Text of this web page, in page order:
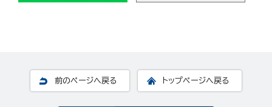
前のページへ戻る トップページへ戻る